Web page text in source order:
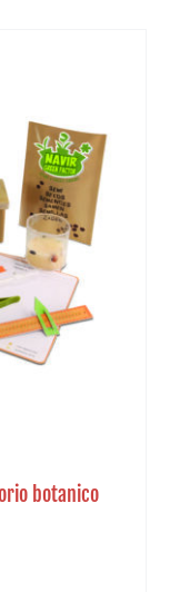
botanico